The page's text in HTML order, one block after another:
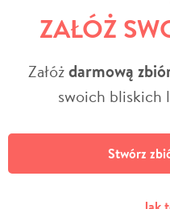
ZAŁÓŻ
Załóżdarmową
swoich bliskich
Stwórz